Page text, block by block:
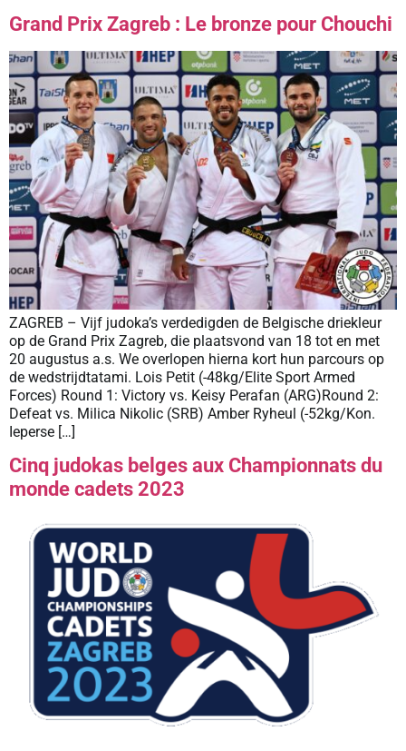
Grand Prix Zagreb : Le bronze pour Chouchi
ZAGREB – Vijf judoka’s verdedigden de Belgische driekleur
op de Grand Prix Zagreb, die plaatsvond van 18 tot en met
20 augustus a.s. We overlopen hierna kort hun parcours op
de wedstrijdtatami. Lois Petit (-48kg/Elite Sport Armed
Forces) Round 1: Victory vs. Keisy Perafan (ARG)Round 2:
Defeat vs. Milica Nikolic (SRB) Amber Ryheul (-52kg/Kon.
Ieperse […]
Cinq judokas belges aux Championnats du
monde cadets 2023